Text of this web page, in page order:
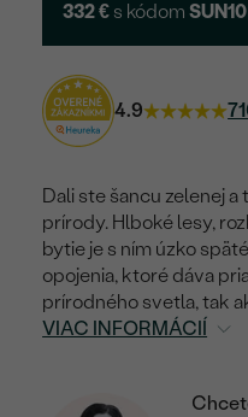
332 € s kódomSUN10
4.9
Dali ste šancu zelenej
prírody. Hlboké lesy,
bytie je s ním úzko
opojenia, ktoré dáva
prírodného svetla, tak
VIAC INFORMÁCIÍ